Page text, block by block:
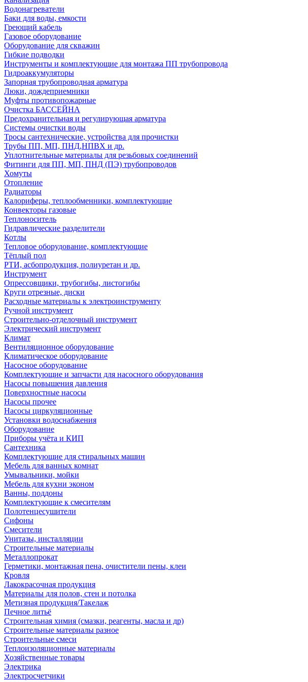
Водонагреватели
Баки для воды, емкости
Греющий кабель
Газовое оборудование
Оборудование для скважин
Гибкие подводки
Инструменты и комплектующие для монтажа ПП трубопровода
Гидроаккумуляторы
Запорная трубопроводная арматура
Люки, дождеприемники
Муфты противопожарные
Очистка БАССЕЙНА
Предохранительная и регулирующая арматура
Системы очистки воды
Тросы сантехнические, устройства для прочистки
Трубы ПП, МП, ПНД,НПВХ и др.
Уплотнительные материалы для резьбовых соединений
Фитинги для ПП, МП, ПНД (ПЭ) трубопроводов
Хомуты
Отопление
Радиаторы
Калориферы, теплообменники, комплектующие
Конвекторы газовые
Теплоноситель
Гидравлические разделители
Котлы
Тепловое оборудование, комплектующие
Тёплый пол
РТИ, асбопродукция, полиуретан и др.
Инструмент
Опрессовщики, трубогибы, листогибы
Круги отрезные, диски
Расходные материалы к электроинструменту
Ручной инструмент
Строительно-отделочный инструмент
Электрический инструмент
Климат
Вентиляционное оборудование
Климатическое оборудование
Насосное оборудование
Комплектующие и запчасти для насосного оборудования
Насосы повышения давления
Поверхностные насосы
Насосы прочее
Насосы циркуляционные
Установки водоснабжения
Оборудование
Приборы учёта и КИП
Сантехника
Комплектующие для стиральных машин
Мебель для ванных комнат
Умывальники, мойки
Мебель для кухни эконом
Ванны, поддоны
Комплектующие к смесителям
Полотенцесушители
Сифоны
Смесители
Унитазы, инсталляции
Строительные материалы
Металлопрокат
Герметики, монтажная пена, очистители пены, клеи
Кровля
Лакокрасочная продукция
Материалы для полов, стен и потолка
Метизная продукция/Такелаж
Печное литьё
Строительная химия (смазки, реагенты, масла и др)
Строительные материалы разное
Строительные смеси
Теплоизоляционные материалы
Хозяйственные товары
Электрика
Электросчетчики